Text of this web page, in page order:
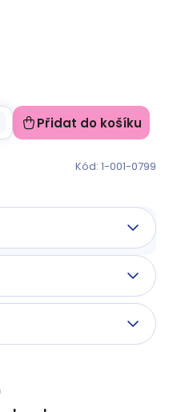
Kód: 1-001-0799
Přidat do košíku